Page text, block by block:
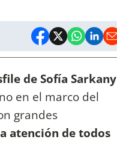
de Sofía Sarkany
en el marco del
grandes
atención de todos